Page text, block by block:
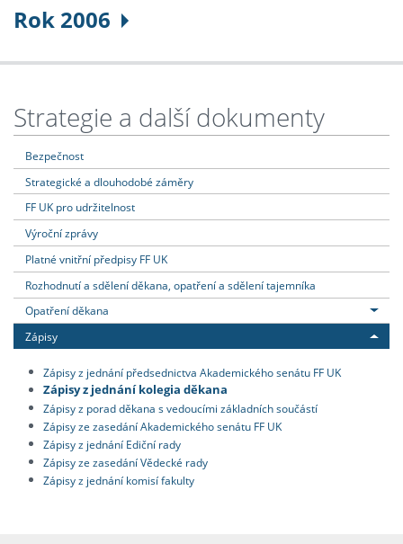
Rok 2006
Strategie a další dokumenty
Bezpečnost
Strategické a dlouhodobé záměry
FF UK pro udržitelnost
Výroční zprávy
Platné vnitřní předpisy FF UK
Rozhodnutí a sdělení děkana, opatření a sdělení tajemníka
Opatření děkana
Zápisy
Zápisy z jednání předsednictva Akademického senátu FF UK
Zápisy z jednání kolegia děkana
Zápisy z porad děkana s vedoucími základních součástí
Zápisy ze zasedání Akademického senátu FF UK
Zápisy z jednání Ediční rady
Zápisy ze zasedání Vědecké rady
Zápisy z jednání komisí fakulty